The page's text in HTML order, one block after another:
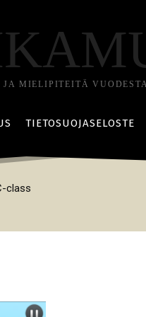
JA MIELIPITEITÄ
TIETOSUOJASELOSTE
class